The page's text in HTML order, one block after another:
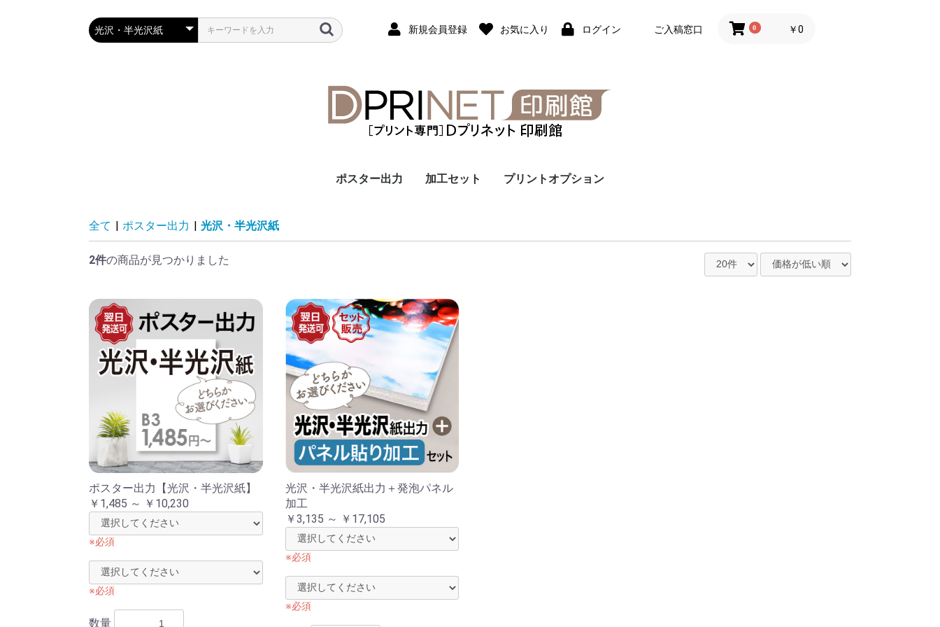
新規会員登録 お気に入り ログイン ご入稿窓口 0 ￥0
ポスター出力 加工セット プリントオプション
全て | ポスター出力 | 光沢・半光沢紙
2件の商品が見つかりました
ポスター出力【光沢・半光沢紙】
￥1,485 ～ ￥10,230
※必須
※必須
数量
光沢・半光沢紙出力＋発泡パネル
加工
￥3,135 ～ ￥17,105
※必須
※必須